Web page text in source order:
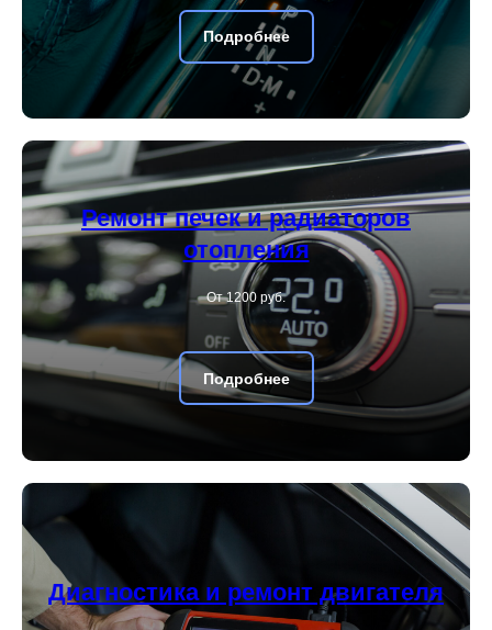
Подробнее
Ремонт печек и радиаторов
отопления
От 1200 руб.
Подробнее
Диагностика и ремонт двигателя